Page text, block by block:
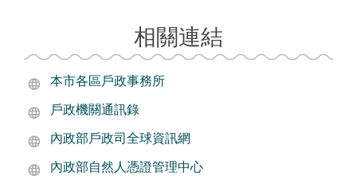
相關連結
本市各區戶政事務所
戶政機關通訊錄
內政部戶政司全球資訊網
內政部自然人憑證管理中心